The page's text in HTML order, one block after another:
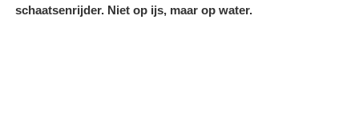
schaatsenrijder. Niet op ijs, maar op water.